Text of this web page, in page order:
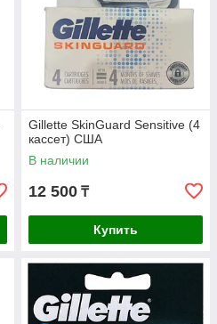
Gillette SkinGuard Sensitive (4
кассет) США
В наличии
12 500 ₸
Купить